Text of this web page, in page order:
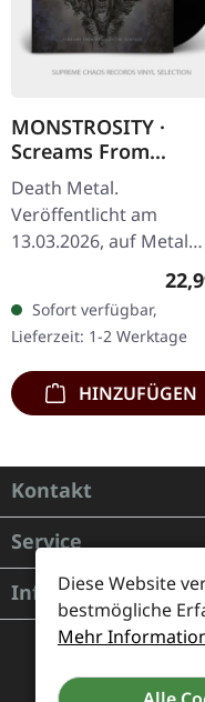
MONSTROSITY ·
Screams From
Beneath The
BLACK LP
Death Metal.
Veröffentlicht am
13.03.2026, auf Metal
Blade Records.
Vinyl im Standard-
mit Poster, Insert und
Download-Karte.…
Sofort verfügbar,
Lieferzeit: 1-2 Werktage
HINZUFÜGEN
Kontakt
Service
Informationen
Diese Website
bestmögliche
Mehr